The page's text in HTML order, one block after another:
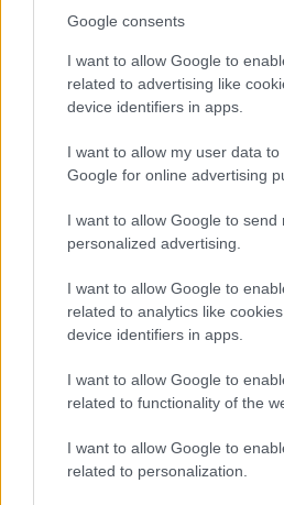
Google consents
I want to allow Google to
related to advertising like
device identifiers in apps.
I want to allow my user data
Google for online advertising
I want to allow Google to send
personalized advertising.
I want to allow Google to
related to analytics like
device identifiers in apps.
I want to allow Google to
related to functionality of the
I want to allow Google to
related to personalization.
Άνεμος 4 bfΒορειοανατολικός
Αισθητή30° / 34°
Βράδυ
30°
Άνεμος 2 bfΒορειοδυτικός
Αισθητή27° / 31°